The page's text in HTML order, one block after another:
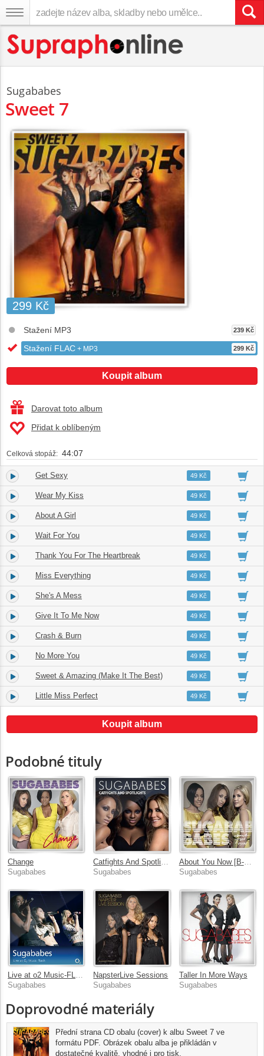
Sugababes
Sweet 7
299 Kč
Stažení MP3 239 Kč
Stažení FLAC + MP3 299 Kč
Koupit album
Darovat toto album
Přidat k oblíbeným
Celková stopáž: 44:07
1. Get Sexy 03:1449 Kč
2. Wear My Kiss 03:5349 Kč
3. About A Girl 03:2849 Kč
4. Wait For You 03:5949 Kč
5. Thank You For The Heartbreak 03:4449 Kč
6. Miss Everything 03:4049 Kč
7. She's A Mess 03:2749 Kč
8. Give It To Me Now 03:0149 Kč
9. Crash & Burn 03:3549 Kč
10. No More You 04:1749 Kč
11. Sweet & Amazing (Make It The Best) 03:5449 Kč
12. Little Miss Perfect 03:5549 Kč
Koupit album
Podobné tituly
Change
Sugababes
Sugababes
About You Now [B-Side Bundle]
Sugababes
Live at o2 Music-FLash
Sugababes
NapsterLive Sessions
Sugababes
Taller In More Ways
Sugababes
Doprovodné materiály
Přední strana CD obalu (cover) k albu Sweet 7 ve
formátu PDF. Obrázek obalu alba je přikládán v
dostatečné kvalitě, vhodné i pro tisk.